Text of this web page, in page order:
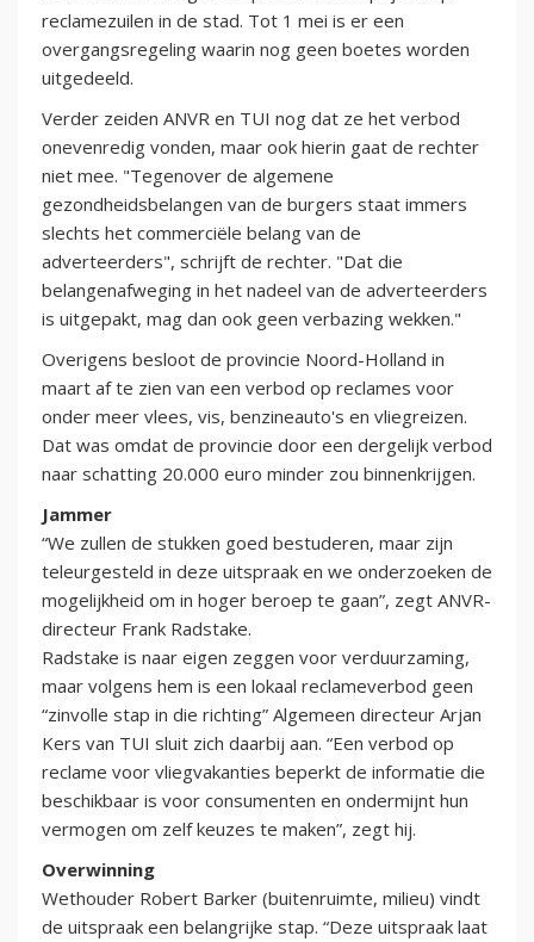
reclamezuilen in de stad. Tot 1 mei is er een
overgangsregeling waarin nog geen boetes worden
uitgedeeld.
Verder zeiden ANVR en TUI nog dat ze het verbod
onevenredig vonden, maar ook hierin gaat de rechter
niet mee. "Tegenover de algemene
gezondheidsbelangen van de burgers staat immers
slechts het commerciële belang van de
adverteerders", schrijft de rechter. "Dat die
belangenafweging in het nadeel van de adverteerders
is uitgepakt, mag dan ook geen verbazing wekken."
Overigens besloot de provincie Noord-Holland in
maart af te zien van een verbod op reclames voor
onder meer vlees, vis, benzineauto's en vliegreizen.
Dat was omdat de provincie door een dergelijk verbod
naar schatting 20.000 euro minder zou binnenkrijgen.
Jammer
“We zullen de stukken goed bestuderen, maar zijn
teleurgesteld in deze uitspraak en we onderzoeken de
mogelijkheid om in hoger beroep te gaan”, zegt ANVR-
directeur Frank Radstake.
Radstake is naar eigen zeggen voor verduurzaming,
maar volgens hem is een lokaal reclameverbod geen
“zinvolle stap in die richting” Algemeen directeur Arjan
Kers van TUI sluit zich daarbij aan. “Een verbod op
reclame voor vliegvakanties beperkt de informatie die
beschikbaar is voor consumenten en ondermijnt hun
vermogen om zelf keuzes te maken”, zegt hij.
Overwinning
Wethouder Robert Barker (buitenruimte, milieu) vindt
de uitspraak een belangrijke stap. “Deze uitspraak laat